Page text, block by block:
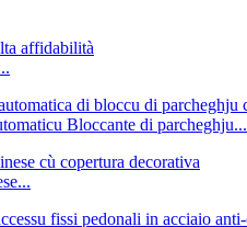
Bloccante di parcheghju...